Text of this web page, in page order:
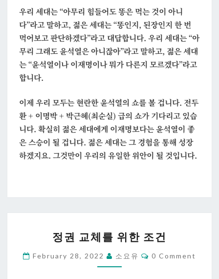
우리 세대는 “아무리 힘들어도 똥은 먹는 것이 아니
다”라고 말하고, 젊은 세대는 “똥인지, 된장인지 한 번
먹어보고 판단하겠다”라고 대답합니다. 우리 세대는 “아
무리 그래도 윤석열은 아니잖아”라고 말하고, 젊은 세대
는 “윤석열이나 이재명이나 뭐가 다른지 모르겠다”라고
합니다.
이제 우리 모두는 현란한 윤석열의 쇼를 볼 겁니다. 전두
환 + 이명박 + 박근혜(최순실) 급의 쇼가 기다리고 있습
니다. 확실히 젊은 세대에게 이재명보다는 윤석열이 좋
은 스승이 될 겁니다. 젊은 세대는 그 경험을 통해 성장
하겠지요. 그것만이 우리의 유일한 위안이 될 것입니다.
권
교
체
정권 교체를 위한 조건
February 28, 2022 소요유 Comments
0 Comment